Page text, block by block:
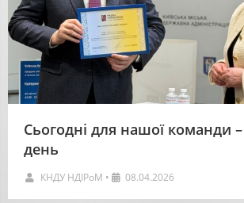
Сьогодні для нашої команди
день
КНДУ НДІРоМ • 08.04.2026